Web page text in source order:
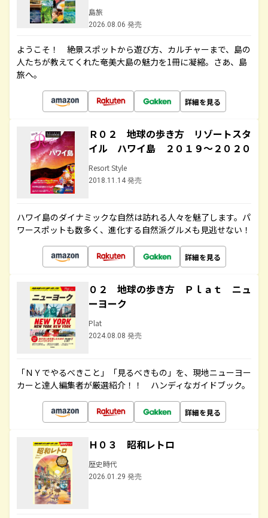
島旅
2026.08.06 発売
ようこそ！ 絶景スポットから遊び方、カルチャーまで、島の
人たちが教えてくれた奄美大島の魅力を1冊に凝縮。さあ、島
旅へ。
詳細を見る
Ｒ０２ 地球の歩き方 リゾートスタ
イル ハワイ島 ２０１９～２０２０
Resort Style
2018.11.14 発売
ハワイ島のダイナミックな自然は訪れる人々を魅了します。パ
ワースポットも数多く、進化する自然派グルメも見逃せない！
詳細を見る
０２ 地球の歩き方 Ｐｌａｔ ニュ
ーヨーク
Plat
2024.08.08 発売
「ＮＹでやるべきこと」「見るべきもの」を、現地ニューヨー
カーと達人編集者が厳選紹介！！ ハンディなガイドブック。
詳細を見る
Ｈ０３ 昭和レトロ
歴史時代
2026.01.29 発売